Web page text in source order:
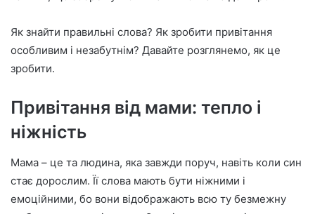
Як знайти правильні слова? Як зробити привітання
особливим і незабутнім? Давайте розглянемо, як це
зробити.
Привітання від мами: тепло і
ніжність
Мама – це та людина, яка завжди поруч, навіть коли син
стає дорослим. Її слова мають бути ніжними і
емоційними, бо вони відображають всю ту безмежну